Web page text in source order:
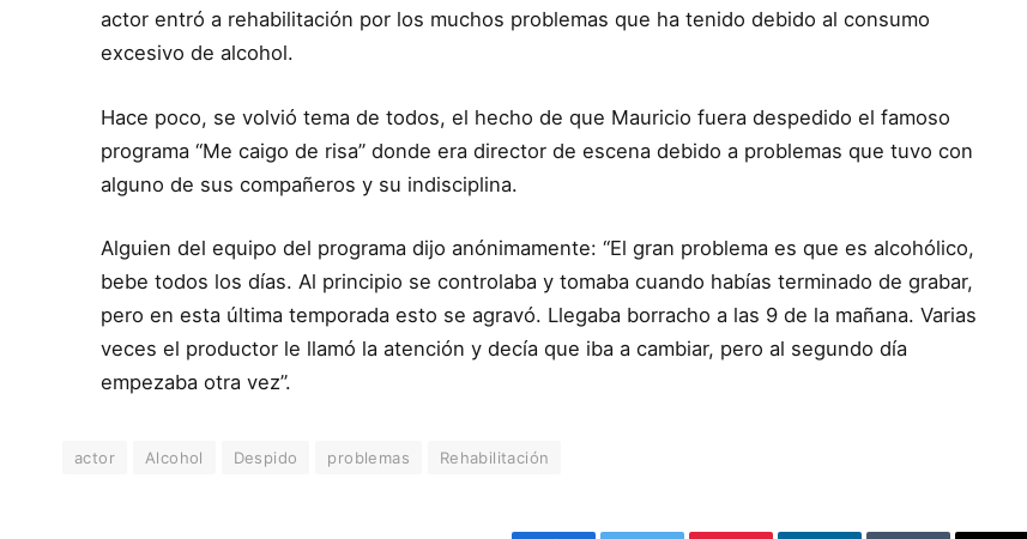
actor entró a rehabilitación por los muchos problemas que ha tenido debido al consumo
excesivo de alcohol.
Hace poco, se volvió tema de todos, el hecho de que Mauricio fuera despedido el famoso
programa “Me caigo de risa” donde era director de escena debido a problemas que tuvo con
alguno de sus compañeros y su indisciplina.
Alguien del equipo del programa dijo anónimamente: “El gran problema es que es alcohólico,
bebe todos los días. Al principio se controlaba y tomaba cuando habías terminado de grabar,
pero en esta última temporada esto se agravó. Llegaba borracho a las 9 de la mañana. Varias
veces el productor le llamó la atención y decía que iba a cambiar, pero al segundo día
empezaba otra vez”.
actor Alcohol Despido problemas Rehabilitación